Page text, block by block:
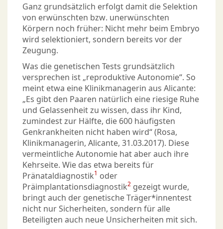
Ganz grundsätzlich erfolgt damit die Selektion
von erwünschten bzw. unerwünschten
Körpern noch früher: Nicht mehr beim Embryo
wird selektioniert, sondern bereits vor der
Zeugung.
Was die genetischen Tests grundsätzlich
versprechen ist „reproduktive Autonomie“. So
meint etwa eine Klinikmanagerin aus Alicante:
„Es gibt den Paaren natürlich eine riesige Ruhe
und Gelassenheit zu wissen, dass ihr Kind,
zumindest zur Hälfte, die 600 häufigsten
Genkrankheiten nicht haben wird“ (Rosa,
Klinikmanagerin, Alicante, 31.03.2017). Diese
vermeintliche Autonomie hat aber auch ihre
Kehrseite. Wie das etwa bereits für
Pränataldiagnostik1 oder
Präimplantationsdiagnostik2 gezeigt wurde,
bringt auch der genetische Träger*innentest
nicht nur Sicherheiten, sondern für alle
Beteiligten auch neue Unsicherheiten mit sich.